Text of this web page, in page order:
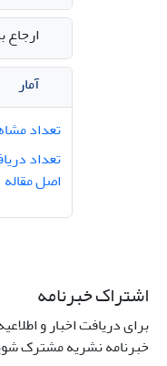
ارجاع
آمار
تعداد
تعداد
اصل مقاله
اشتراک خبرنامه
برای دریافت اخبار و
خبرنامه نشریه مشترک